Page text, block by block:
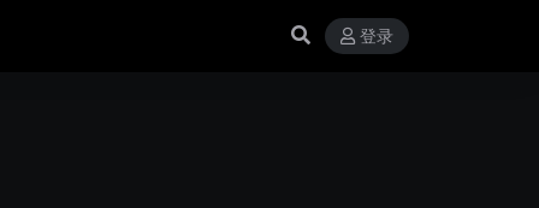
登录